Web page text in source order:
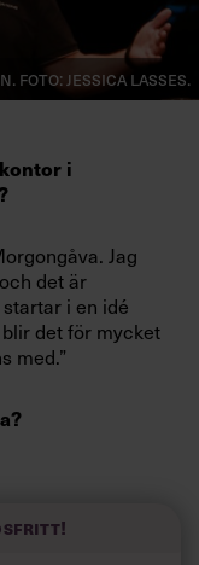
Foto: Jessica Lasses.
i
Jag
det är
i en idé
det för mycket
med.”
vi senare